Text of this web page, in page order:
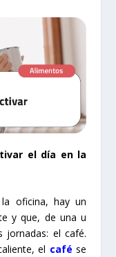
el día en la
oficina, hay un
y que, de una u
el café.
el café se